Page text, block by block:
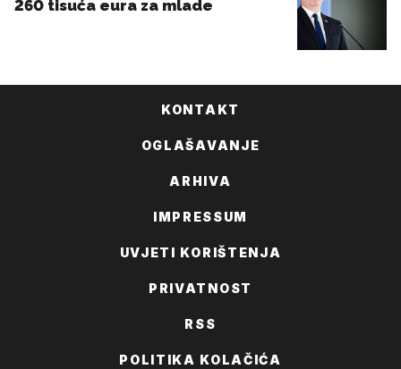
KONTAKT
OGLAŠAVANJE
ARHIVA
IMPRESSUM
UVJETI KORIŠTENJA
PRIVATNOST
RSS
POLITIKA KOLAČIĆA